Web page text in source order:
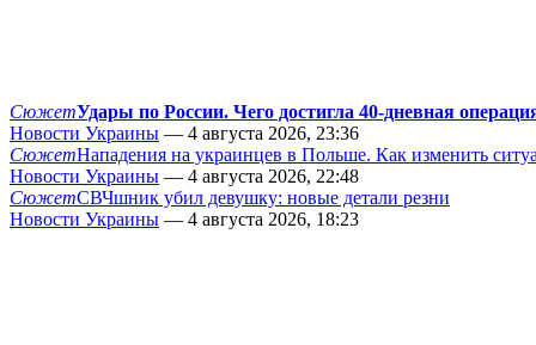
СюжетУдары по России. Чего достигла 40-дневная
Новости Украины — 4 августа 2026, 23:36
СюжетНападения на украинцев в Польше. Как изменить
Новости Украины — 4 августа 2026, 22:48
СюжетСВЧшник убил девушку: новые детали резни
Новости Украины — 4 августа 2026, 18:23